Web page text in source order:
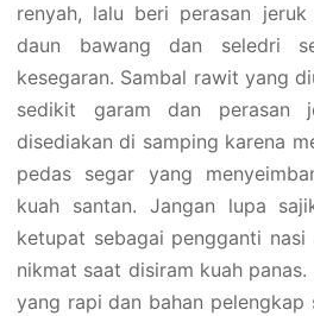
renyah, lalu beri perasan
daun bawang dan seledri
kesegaran. Sambal rawit yang
sedikit garam dan perasan
disediakan di samping karena
pedas segar yang
kuah santan. Jangan lupa
ketupat sebagai pengganti
nikmat saat disiram kuah panas.
yang rapi dan bahan pelengkap